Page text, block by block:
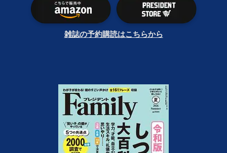
雑誌の予約購読はこちらから